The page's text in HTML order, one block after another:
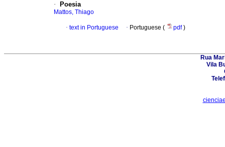
· Poesia
Mattos, Thiago
· text in Portuguese · Portuguese ( pdf)
Rua
Vila